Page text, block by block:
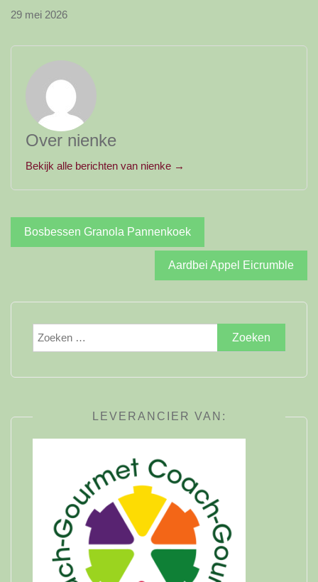
29 mei 2026
Over nienke
Bekijk alle berichten van nienke →
Bericht
navigatie
Bosbessen Granola Pannenkoek
Aardbei Appel Eicrumble
Zoeken
naar:
LEVERANCIER VAN: